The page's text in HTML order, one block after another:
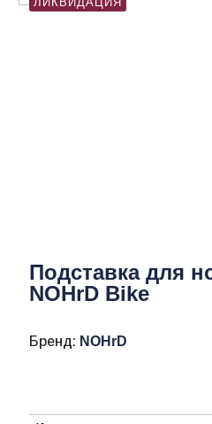
Подставка для
NOHrD Bike
Бренд: NOHrD